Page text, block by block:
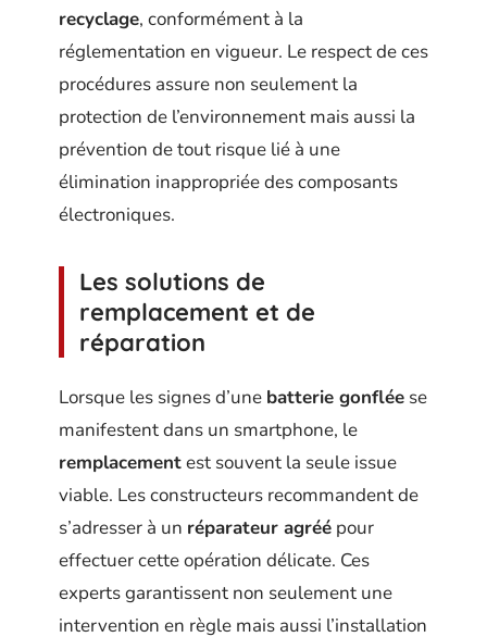
recyclage, conformément à la
réglementation en vigueur. Le respect de ces
procédures assure non seulement la
protection de l’environnement mais aussi la
prévention de tout risque lié à une
élimination inappropriée des composants
électroniques.
Les solutions de
remplacement et de
réparation
Lorsque les signes d’une batterie gonflée se
manifestent dans un smartphone, le
remplacementest souvent la seule issue
viable. Les constructeurs recommandent de
s’adresser à un réparateur agréé pour
effectuer cette opération délicate. Ces
experts garantissent non seulement une
intervention en règle mais aussi l’installation